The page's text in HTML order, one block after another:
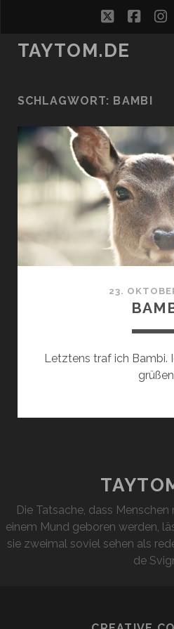
twitter
TAYTOM.DE
SCHLAGWORT: BAMBI
23.
Letztens traf ich Bambi.
Die Tatsache, dass
einem Mund geboren werden,
sie zweimal soviel sehen als
de